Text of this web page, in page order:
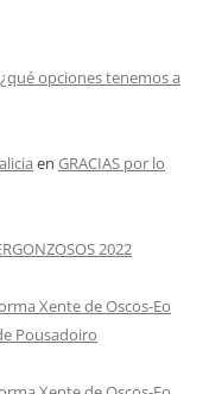
opciones tenemos a
en GRACIAS por lo
2022
Xente de Oscos-Eo
Pousadoiro